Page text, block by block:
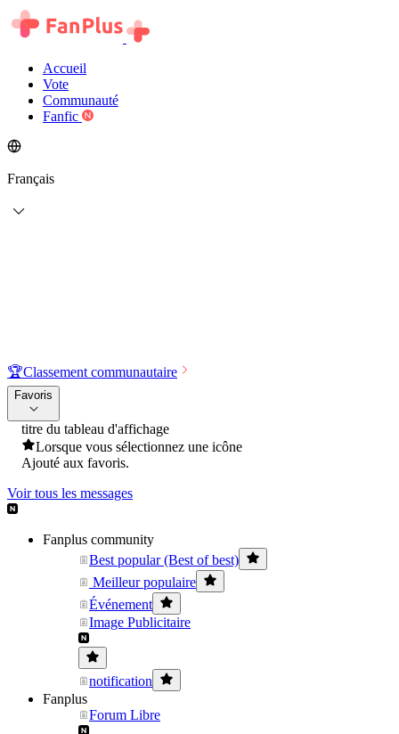
Accueil
Vote
Communauté
Fanfic
Français
🏆Classement communautaire
Favoris
titre du tableau d'affichage
Lorsque vous sélectionnez une icône
Ajouté aux favoris.
Voir tous les messages
Fanplus community
Best popular (Best of best)
Meilleur populaire
Événement
Image Publicitaire
notification
Fanplus
Forum Libre